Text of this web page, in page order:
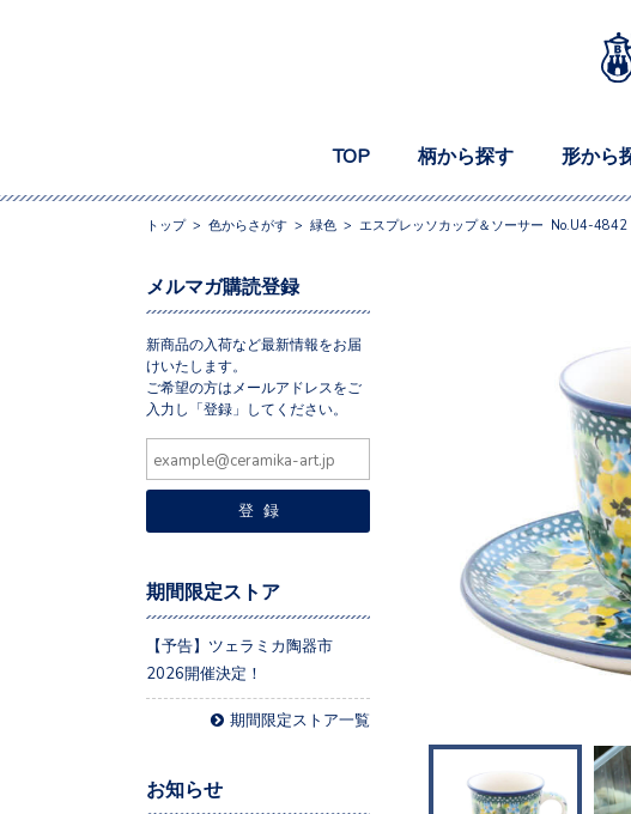
TOP 柄から探す 形から
トップ> 色からさがす > 緑色 > エスプレッソカップ＆ソーサー No.U4-4842
メルマガ購読登録
新商品の入荷など最新情報をお届
けいたします。
ご希望の方はメールアドレスをご
入力し「登録」してください。
期間限定ストア
【予告】ツェラミカ陶器市
2026開催決定！
期間限定ストア一覧
お知らせ